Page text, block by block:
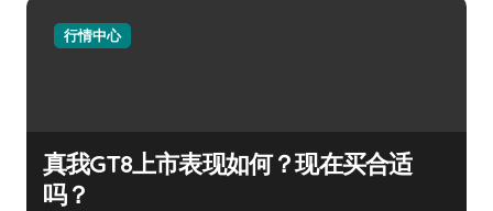
行情中心
真我GT8上市表现如何？现在买合适
吗？